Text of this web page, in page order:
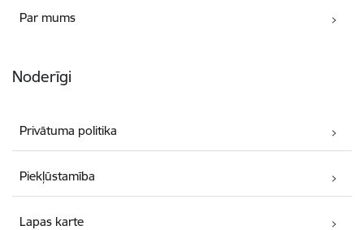
Par mums
Noderīgi
Privātuma politika
Piekļūstamība
Lapas karte